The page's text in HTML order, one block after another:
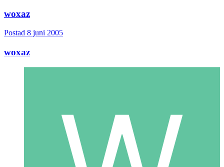
woxaz
Postad 8 juni 2005
woxaz